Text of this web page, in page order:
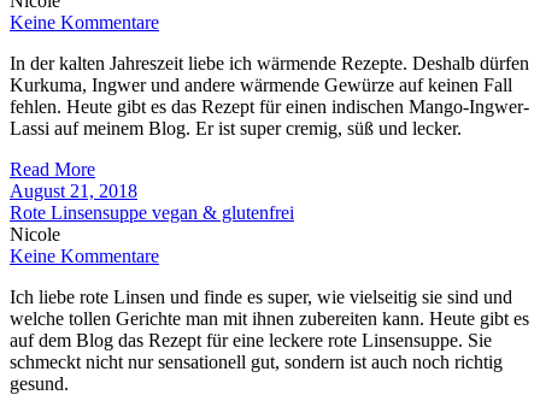
Keine Kommentare
In der kalten Jahreszeit liebe ich wärmende Rezepte. Deshalb dürfen
Kurkuma, Ingwer und andere wärmende Gewürze auf keinen Fall
fehlen. Heute gibt es das Rezept für einen indischen Mango-Ingwer-
Lassi auf meinem Blog. Er ist super cremig, süß und lecker.
Read More
August 21, 2018
Rote Linsensuppe vegan & glutenfrei
Nicole
Keine Kommentare
Ich liebe rote Linsen und finde es super, wie vielseitig sie sind und
welche tollen Gerichte man mit ihnen zubereiten kann. Heute gibt es
auf dem Blog das Rezept für eine leckere rote Linsensuppe. Sie
schmeckt nicht nur sensationell gut, sondern ist auch noch richtig
gesund.